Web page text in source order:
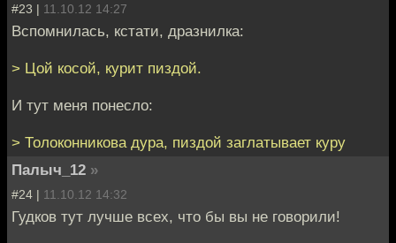
#23 | 11.10.12 14:27
Вспомнилась, кстати, дразнилка:
> Цой косой, курит пиздой.
И тут меня понесло:
> Толоконникова дура, пиздой заглатывает куру
Палыч_12 »
#24 | 11.10.12 14:32
Гудков тут лучше всех, что бы вы не говорили!